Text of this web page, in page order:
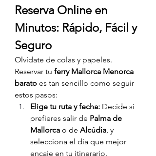
Reserva Online en
Minutos: Rápido, Fácil y
Seguro
Olvídate de colas y papeles.
Reservar tu ferry Mallorca Menorca
barato es tan sencillo como seguir
estos pasos:
Elige tu ruta y fecha: Decide si
prefieres salir de Palma de
Mallorca o de Alcúdia, y
selecciona el día que mejor
encaje en tu itinerario.